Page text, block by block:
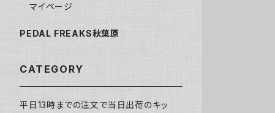
マイページ
PEDAL FREAKS秋葉原
CATEGORY
平日13時までの注文で当日出荷のキッ